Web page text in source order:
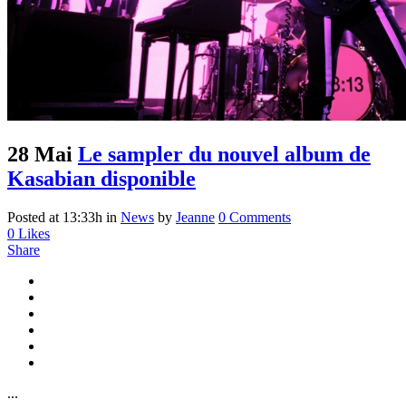
28 Mai Le sampler du nouvel album de
Kasabian disponible
Posted at 13:33h in News by Jeanne 0 Comments
0 Likes
Share
...